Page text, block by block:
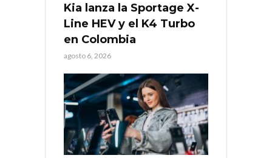
Kia lanza la Sportage X-
Line HEV y el K4 Turbo
en Colombia
agosto 6, 2026